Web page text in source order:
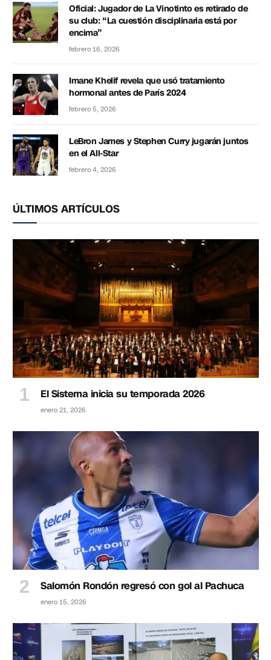
Oficial: Jugador de La Vinotinto es retirado de
su club: “La cuestión disciplinaria está por
encima”
febrero 16, 2026
Imane Khelif revela que usó tratamiento
hormonal antes de París 2024
febrero 5, 2026
LeBron James y Stephen Curry jugarán juntos
en el All-Star
febrero 4, 2026
ÚLTIMOS ARTÍCULOS
El Sistema inicia su temporada 2026
enero 21, 2026
Salomón Rondón regresó con gol al Pachuca
enero 15, 2026